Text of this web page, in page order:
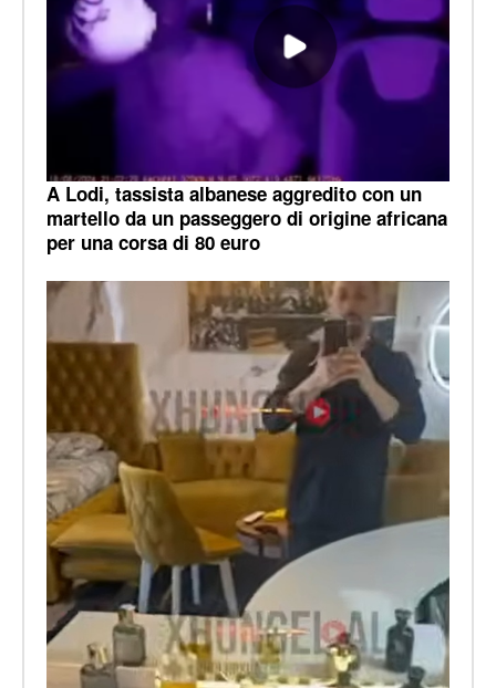
A Lodi, tassista albanese aggredito con un
martello da un passeggero di origine africana
per una corsa di 80 euro